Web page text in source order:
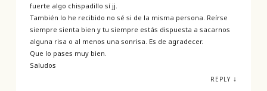
fuerte algo chispadillo sí jj.
También lo he recibido no sé si de la misma persona. Reírse
siempre sienta bien y tu siempre estás dispuesta a sacarnos
alguna risa o al menos una sonrisa. Es de agradecer.
Que lo pases muy bien.
Saludos
REPLY ↓